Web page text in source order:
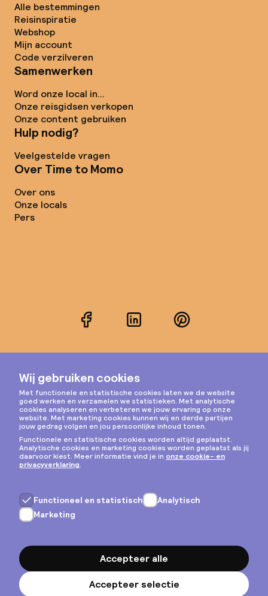
Alle bestemmingen
Reisinspiratie
Webshop
Mijn account
Code verzilveren
Samenwerken
Word onze local in...
Onze reisgidsen verkopen
Onze content gebruiken
Hulp nodig?
Veelgestelde vragen
Over Time to Momo
Over ons
Onze locals
Pers
FacebookLinkedInPinterest
Instagram
Privacy & cookies
Algemene voorwaarden